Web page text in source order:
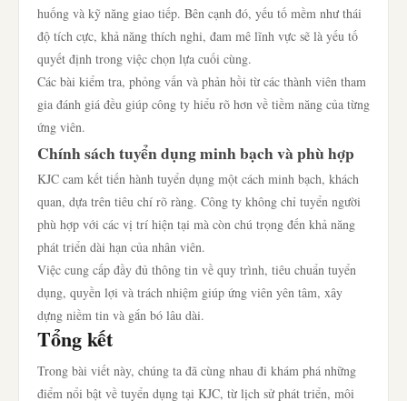
huống và kỹ năng giao tiếp. Bên cạnh đó, yếu tố mềm như thái
độ tích cực, khả năng thích nghi, đam mê lĩnh vực sẽ là yếu tố
quyết định trong việc chọn lựa cuối cùng.
Các bài kiểm tra, phỏng vấn và phản hồi từ các thành viên tham
gia đánh giá đều giúp công ty hiểu rõ hơn về tiềm năng của từng
ứng viên.
Chính sách tuyển dụng minh bạch và phù hợp
KJC cam kết tiến hành tuyển dụng một cách minh bạch, khách
quan, dựa trên tiêu chí rõ ràng. Công ty không chỉ tuyển người
phù hợp với các vị trí hiện tại mà còn chú trọng đến khả năng
phát triển dài hạn của nhân viên.
Việc cung cấp đầy đủ thông tin về quy trình, tiêu chuẩn tuyển
dụng, quyền lợi và trách nhiệm giúp ứng viên yên tâm, xây
dựng niềm tin và gắn bó lâu dài.
Tổng kết
Trong bài viết này, chúng ta đã cùng nhau đi khám phá những
điểm nổi bật về tuyển dụng tại KJC, từ lịch sử phát triển, môi